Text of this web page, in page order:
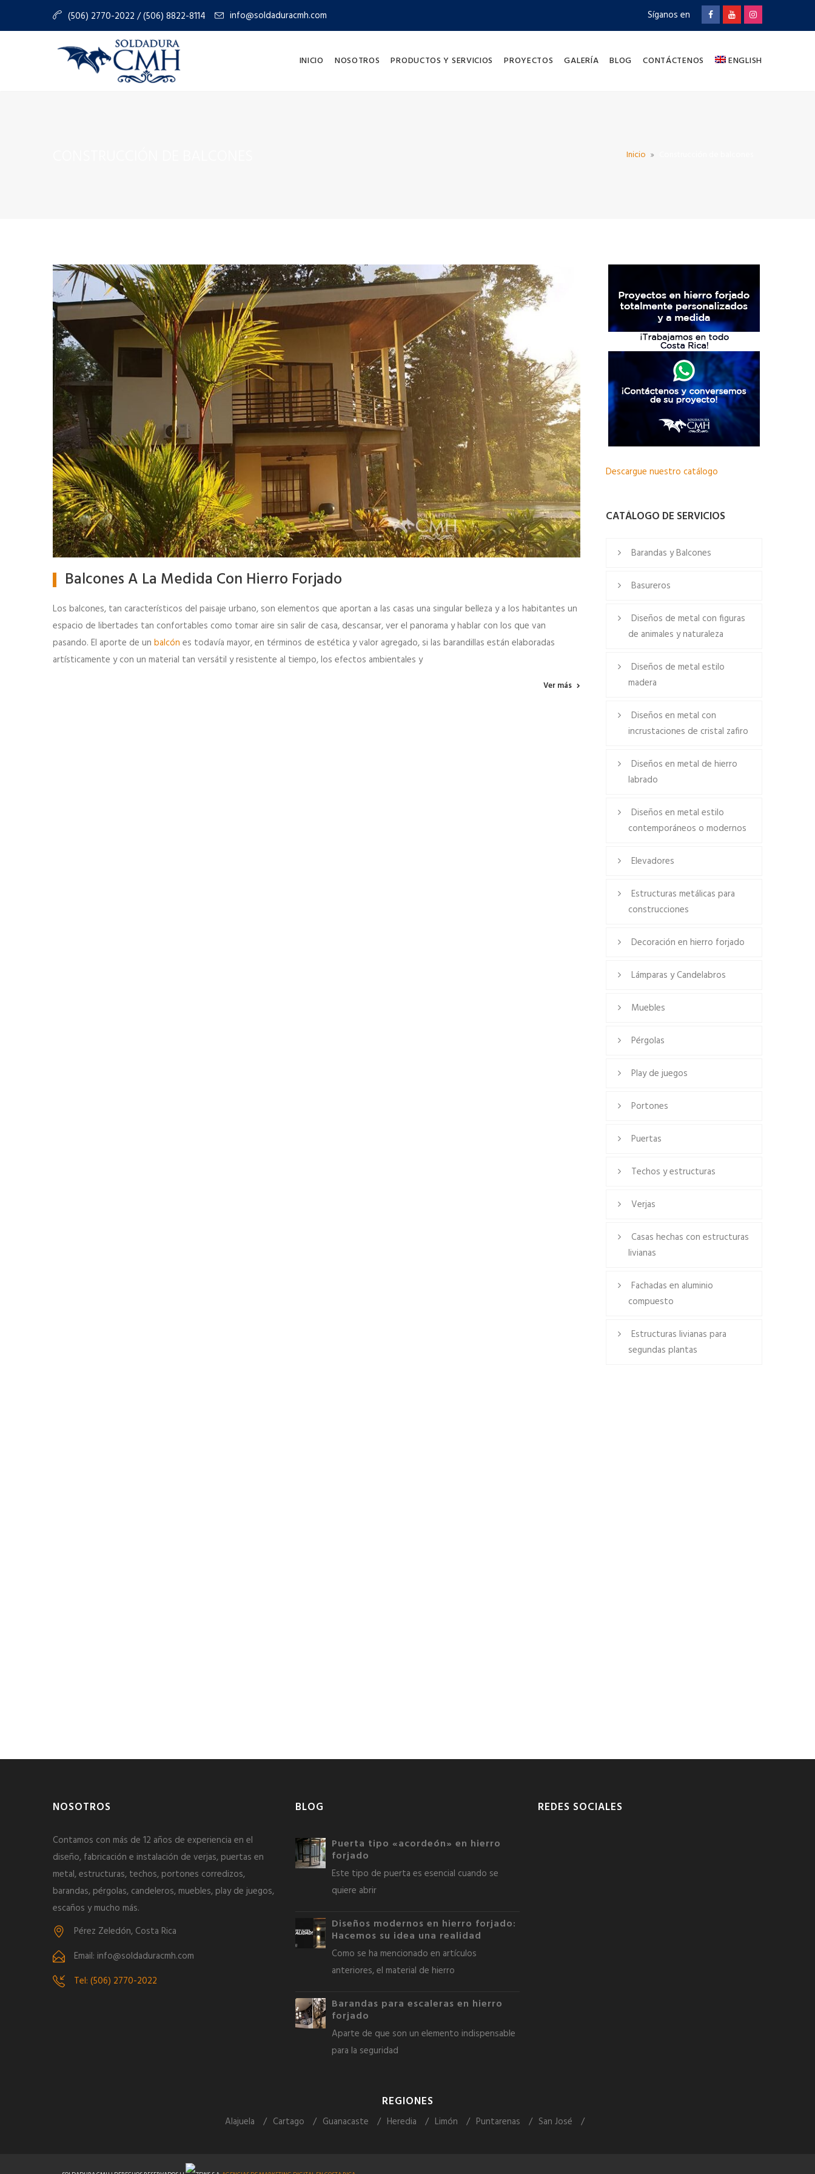
(506) 2770-2022 / (506) 8822-8114 info@soldaduracmh.com Síganos en
INICIO NOSOTROS PRODUCTOS Y SERVICIOS PROYECTOS GALERÍA BLOG CONTÁCTENOS ENGLISH
Inicio
Balcones A La Medida Con Hierro Forjado
Los balcones, tan característicos del paisaje urbano, son elementos que aportan a las casas una singular belleza y a los habitantes un
espacio de libertades tan confortables como tomar aire sin salir de casa, descansar, ver el panorama y hablar con los que van
pasando. El aporte de un balcón es todavía mayor, en términos de estética y valor agregado, si las barandillas están elaboradas
artísticamente y con un material tan versátil y resistente al tiempo, los efectos ambientales y
Ver más
Descargue nuestro catálogo
CATÁLOGO DE SERVICIOS
Barandas y Balcones
Basureros
Diseños de metal con figuras
de animales y naturaleza
Diseños de metal estilo
madera
Diseños en metal con
incrustaciones de cristal zafiro
Diseños en metal de hierro
labrado
Diseños en metal estilo
contemporáneos o modernos
Elevadores
Estructuras metálicas para
construcciones
Decoración en hierro forjado
Lámparas y Candelabros
Muebles
Pérgolas
Play de juegos
Portones
Puertas
Techos y estructuras
Verjas
Casas hechas con estructuras
livianas
Fachadas en aluminio
compuesto
Estructuras livianas para
segundas plantas
NOSOTROS
Contamos con más de 12 años de experiencia en el
diseño, fabricación e instalación de verjas, puertas en
metal, estructuras, techos, portones corredizos,
barandas, pérgolas, candeleros, muebles, play de juegos,
escaños y mucho más.
Pérez Zeledón, Costa Rica
Email: info@soldaduracmh.com
Tel: (506) 2770-2022
BLOG
Puerta tipo «acordeón» en hierro
forjado
Este tipo de puerta es esencial cuando se
quiere abrir
Diseños modernos en hierro forjado:
Hacemos su idea una realidad
Como se ha mencionado en artículos
anteriores, el material de hierro
Barandas para escaleras en hierro
forjado
Aparte de que son un elemento indispensable
para la seguridad
REDES SOCIALES
REGIONES
Alajuela Cartago Guanacaste Heredia Limón Puntarenas San José